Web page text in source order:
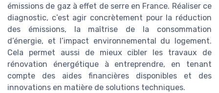
émissions de gaz à effet de serre en France. Réaliser ce
diagnostic, c’est agir concrètement pour la réduction
des émissions, la maîtrise de la consommation
d’énergie, et l’impact environnemental du logement.
Cela permet aussi de mieux cibler les travaux de
rénovation énergétique à entreprendre, en tenant
compte des aides financières disponibles et des
innovations en matière de solutions techniques.